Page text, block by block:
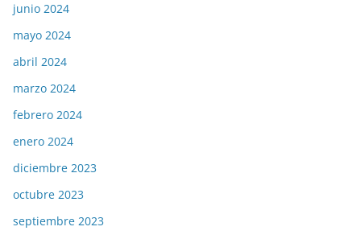
junio 2024
mayo 2024
abril 2024
marzo 2024
febrero 2024
enero 2024
diciembre 2023
octubre 2023
septiembre 2023